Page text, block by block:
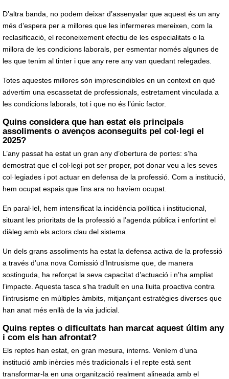
D’altra banda, no podem deixar d’assenyalar que aquest és un any
més d’espera per a millores que les infermeres mereixen, com la
reclasificació, el reconeixement efectiu de les especialitats o la
millora de les condicions laborals, per esmentar només algunes de
les que tenim al tinter i que any rere any van quedant relegades.
Totes aquestes millores són imprescindibles en un context en què
advertim una escassetat de professionals, estretament vinculada a
les condicions laborals, tot i que no és l’únic factor.
Quins considera que han estat els principals
assoliments o avenços aconseguits pel col·legi el
2025?
L’any passat ha estat un gran any d’obertura de portes: s’ha
demostrat que el col·legi pot ser proper, pot donar veu a les seves
col·legiades i pot actuar en defensa de la professió. Com a institució,
hem ocupat espais que fins ara no havíem ocupat.
En paral·lel, hem intensificat la incidència política i institucional,
situant les prioritats de la professió a l’agenda pública i enfortint el
diàleg amb els actors clau del sistema.
Un dels grans assoliments ha estat la defensa activa de la professió
a través d’una nova Comissió d’Intrusisme que, de manera
sostinguda, ha reforçat la seva capacitat d’actuació i n’ha ampliat
l’impacte. Aquesta tasca s’ha traduït en una lluita proactiva contra
l’intrusisme en múltiples àmbits, mitjançant estratègies diverses que
han anat més enllà de la via judicial.
Quins reptes o dificultats han marcat aquest últim any
i com els han afrontat?
Els reptes han estat, en gran mesura, interns. Veníem d’una
institució amb inèrcies més tradicionals i el repte està sent
transformar-la en una organització realment alineada amb el